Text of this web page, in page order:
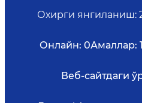
Охирги янгиланиш:
Онлайн: 0Амаллар:
Веб-сайтдаги